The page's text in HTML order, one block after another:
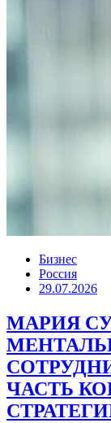
Бизнес
Россия
29.07.2026
МАРИЯ
ЧАСТЬ